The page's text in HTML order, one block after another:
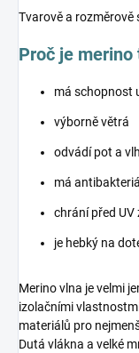
Tvarově a rozměrově
Proč je
má schopnost
výborně větrá
odvádí pot a
má
chrání před UV
je hebký na
Merino vlna je velmi
izolačními
materiálů pro
Dutá vlákna a velké